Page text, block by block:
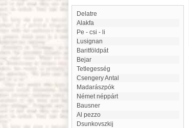
Delatre
Alakfa
Pe - csi - li
Lusignan
Baritföldpát
Bejar
Tetlegesség
Csengery Antal
Madarászpók
Német néppárt
Bausner
Al pezzo
Dsunkovszkij